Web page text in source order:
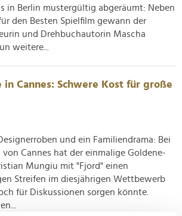
in Berlin mustergültig abgeräumt: Neben
den Besten Spielfilm gewann der
und Drehbuchautorin Mascha
weitere...
in Cannes: Schwere Kost für große
und ein Familiendrama: Bei
Cannes hat der einmalige Goldene-
Mungiu mit "Fjord" einen
Streifen im diesjährigen Wettbewerb
für Diskussionen sorgen könnte.